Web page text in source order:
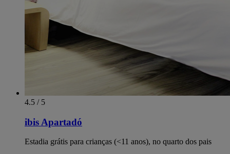
4.5 / 5
ibis Apartadó
Estadia grátis para crianças (<11 anos), no quarto dos pais